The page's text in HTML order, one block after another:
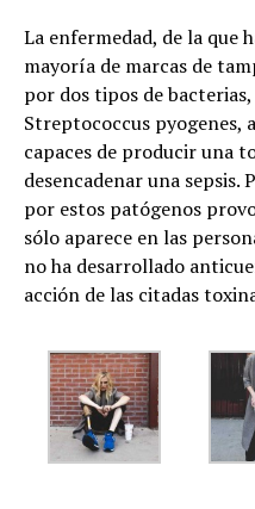
La enfermedad, de la que
mayoría de marcas de
por dos tipos de
Streptococcus pyogenes,
capaces de producir una
desencadenar una sepsis.
por estos patógenos
sólo aparece en las
no ha desarrollado
acción de las citadas